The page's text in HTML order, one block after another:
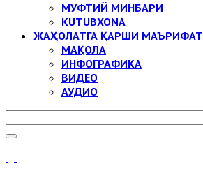
МУФТИЙ МИНБАРИ
KUTUBXONA
ЖАҲОЛАТГА ҚАРШИ МАЪРИФАТ
МАҚОЛА
ИНФОГРАФИКА
ВИДЕО
АУДИО